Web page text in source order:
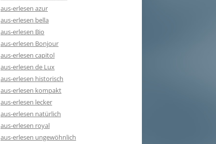
aus-erlesen azur
aus-erlesen bella
aus-erlesen Bio
aus-erlesen Bonjour
aus-erlesen capitol
aus-erlesen de Lux
aus-erlesen historisch
aus-erlesen kompakt
aus-erlesen lecker
aus-erlesen natürlich
aus-erlesen royal
aus-erlesen ungewöhnlich